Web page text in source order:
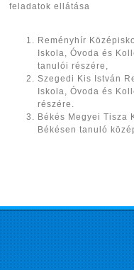
feladatok ellátása
Reményhír
Iskola, Óvoda és
tanulói részére,
Szegedi Kis István
Iskola, Óvoda és
részére.
Békés Megyei Tisza
Békésen tanuló